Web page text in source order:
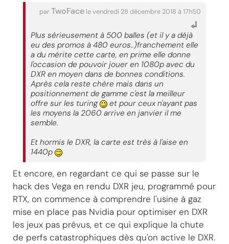
parTwoFace le vendredi 28 décembre 2018 à 17h50
Plus sérieusement à 500 balles (et il y a déjà
eu des promos à 480 euros..)franchement elle
a du mérite cette carte, en prime elle donne
l'occasion de pouvoir jouer en 1080p avec du
DXR en moyen dans de bonnes conditions.
Après cela reste chère mais dans un
positionnement de gamme c'est la meilleur
offre sur les turing
et pour ceux n'ayant pas
les moyens la 2060 arrive en janvier il me
semble.
Et hormis le DXR, la carte est très à l'aise en
1440p
Et encore, en regardant ce qui se passe sur le
hack des Vega en rendu DXR jeu, programmé pour
RTX, on commence à comprendre l'usine à gaz
mise en place pas Nvidia pour optimiser en DXR
les jeux pas prévus, et ce qui explique la chute
de perfs catastrophiques dès qu'on active le DXR.